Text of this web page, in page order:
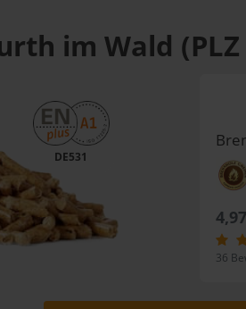
im Wald (PLZ
DE531
4,97
36